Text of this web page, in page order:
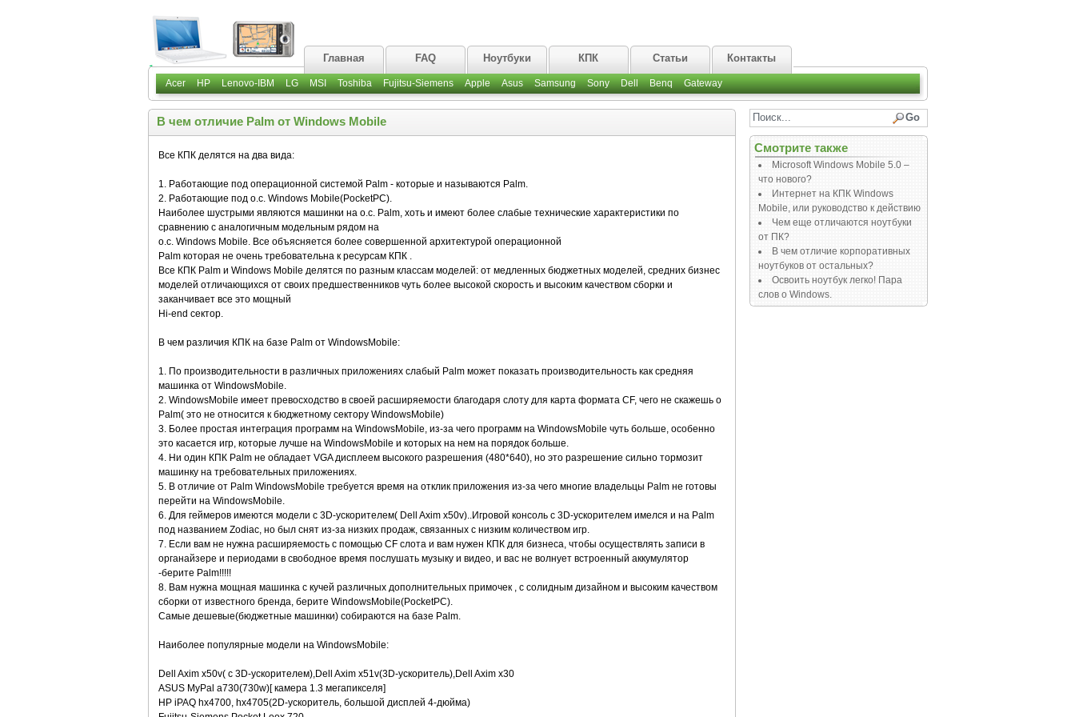
Главная FAQ Ноутбуки КПК Статьи Контакты
Acer HP Lenovo-IBM LG MSI Toshiba Fujitsu-Siemens Apple Asus Samsung Sony Dell Benq Gateway
В чем отличие Palm от Windows Mobile
Все КПК делятся на два вида:
1. Работающие под операционной системой Palm - которые и называются Palm.
2. Работающие под о.с. Windows Mobile(PocketPC).
Наиболее шустрыми являются машинки на о.с. Palm, хоть и имеют более слабые технические характеристики по
сравнению с аналогичным модельным рядом на
о.с. Windows Mobile. Все объясняется более совершенной архитектурой операционной
Palm которая не очень требовательна к ресурсам КПК .
Все КПК Palm и Windows Mobile делятся по разным классам моделей: от медленных бюджетных моделей, средних бизнес
моделей отличающихся от своих предшественников чуть более высокой скорость и высоким качеством сборки и
заканчивает все это мощный
Hi-end сектор.
В чем различия КПК на базе Palm от WindowsMobile:
1. По производительности в различных приложениях слабый Palm может показать производительность как средняя
машинка от WindowsMobile.
2. WindowsMobile имеет превосходство в своей расширяемости благодаря слоту для карта формата CF, чего не скажешь о
Palm( это не относится к бюджетному сектору WindowsMobile)
3. Более простая интеграция программ на WindowsMobile, из-за чего программ на WindowsMobile чуть больше, особенно
это касается игр, которые лучше на WindowsMobile и которых на нем на порядок больше.
4. Ни один КПК Palm не обладает VGA дисплеем высокого разрешения (480*640), но это разрешение сильно тормозит
машинку на требовательных приложениях.
5. В отличие от Palm WindowsMobile требуется время на отклик приложения из-за чего многие владельцы Palm не готовы
перейти на WindowsMobile.
6. Для геймеров имеются модели с 3D-ускорителем( Dell Axim x50v)..Игровой консоль с 3D-ускорителем имелся и на Palm
под названием Zodiac, но был снят из-за низких продаж, связанных с низким количеством игр.
7. Если вам не нужна расширяемость с помощью CF слота и вам нужен КПК для бизнеса, чтобы осуществлять записи в
органайзере и периодами в свободное время послушать музыку и видео, и вас не волнует встроенный аккумулятор
-берите Palm!!!!!
8. Вам нужна мощная машинка с кучей различных дополнительных примочек , с солидным дизайном и высоким качеством
сборки от известного бренда, берите WindowsMobile(PocketPC).
Самые дешевые(бюджетные машинки) собираются на базе Palm.
Наиболее популярные модели на WindowsMobile:
Dell Axim x50v( c 3D-ускорителем),Dell Axim x51v(3D-ускоритель),Dell Axim x30
ASUS MyPal a730(730w)[ камера 1.3 мегапикселя]
HP iPAQ hx4700, hx4705(2D-ускоритель, большой дисплей 4-дюйма)
Смотрите также
Microsoft Windows Mobile 5.0 –
что нового?
Интернет на КПК Windows
Mobile, или руководство к действию
Чем еще отличаются ноутбуки
от ПК?
В чем отличие корпоративных
ноутбуков от остальных?
Освоить ноутбук легко! Пара
слов о Windows.